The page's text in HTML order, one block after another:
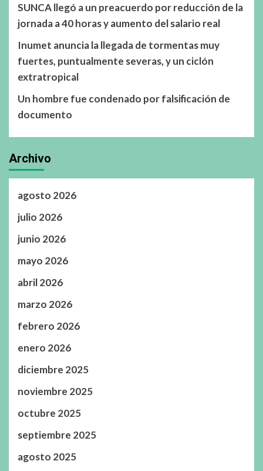
SUNCA llegó a un preacuerdo por reducción de la
jornada a 40 horas y aumento del salario real
Inumet anuncia la llegada de tormentas muy
fuertes, puntualmente severas, y un ciclón
extratropical
Un hombre fue condenado por falsificación de
documento
Archivo
agosto 2026
julio 2026
junio 2026
mayo 2026
abril 2026
marzo 2026
febrero 2026
enero 2026
diciembre 2025
noviembre 2025
octubre 2025
septiembre 2025
agosto 2025